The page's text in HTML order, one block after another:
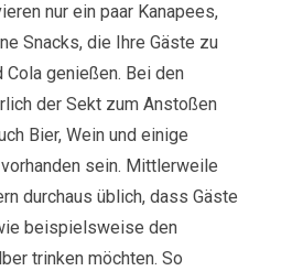
nur ein paar Kanapees,
Snacks, die Ihre Gäste zu
Cola genießen. Bei den
der Sekt zum Anstoßen
Bier, Wein und einige
sein. Mittlerweile
durchaus üblich, dass Gäste
beispielsweise den
trinken möchten. So